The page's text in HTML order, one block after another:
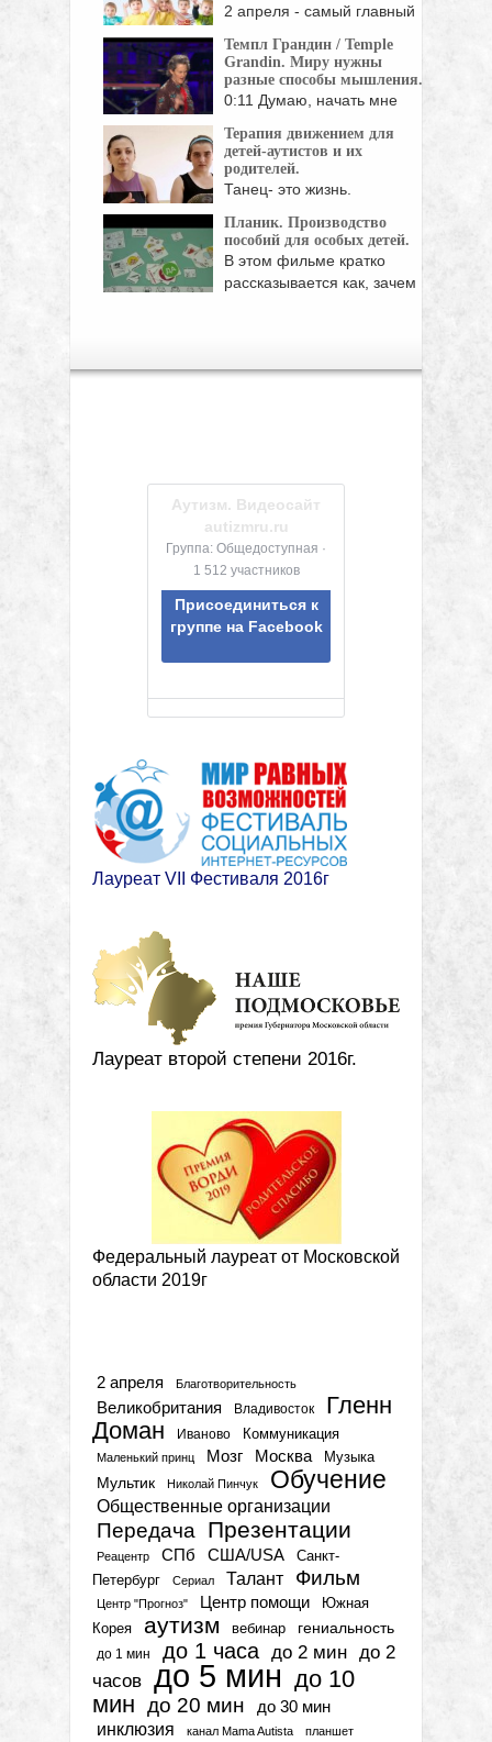
2 апреля - самый главный
Темпл Грандин / Temple
Grandin. Миру нужны
разные способы мышления.
0:11 Думаю, начать мне
Терапия движением для
детей-аутистов и их
родителей.
Танец- это жизнь.
"Другие" - ...
Планик. Производство
пособий для особых детей.
В этом фильме кратко
рассказывается как, зачем
Аутизм. Видеосайт
autizmru.ru
Группа: Общедоступная ·
1 512 участников
Присоединиться к
группе на Facebook
Лауреат VII Фестиваля 2016г
Лауреат второй степени 2016г.
Федеральный лауреат от Московской
области 2019г
2 апреля Благотворительность
Великобритания Владивосток
Гленн
Доман
Иваново Коммуникация
Маленький принц Мозг Москва Музыка
Мультик Николай Пинчук Обучение
Общественные организации
Передача Презентации
Реацентр СПб США/USA
Санкт-
Петербург
Сериал Талант Фильм
Центр "Прогноз" Центр помощи
Южная
Корея
аутизм вебинар гениальность
до 1 мин до 1 часа до 2 мин до 2
часов до 5 мин до 10
мин до 20 мин до 30 мин
инклюзия канал Mama Autista планшет